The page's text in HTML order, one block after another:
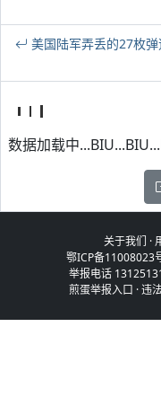
美国陆军弄丢的27枚
数据加载中
关于我们 ·
鄂ICP备11008023
举报电话
煎蛋举报入口 ·违